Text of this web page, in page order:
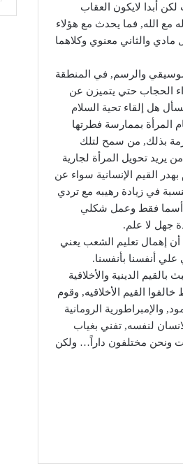
أبدا لايكون العقاب
مع الله, فما يحدث مع هؤلاء
مادي والثاني معنوي وكلاهما
والرسم, في المنطقة
الحجاب حتي يتميزن عن
هل إلقاء تحية السلام
المرأة بممارسة فطرتها
بذلك, من سمح لتلك
يريد تحويل المرأة لجارية
القيم الإنسانية سواء عن
في زيادة رهيبه مع تردي
أسما فقط وعمل شكلي
جهل لا علم.
أن إهمال تعليم الشعب يعني
أنفسنا بأنفسنا.
الدينية والأخلاقية
القيم الأخلاقيه, وقوم
والإمبراطورية الرومانية
لنفسه, تفني بغياب
ونحن مختلفون داراً… ولكن